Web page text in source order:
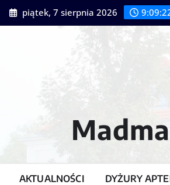
Przejdź
do
piątek, 7 sierpnia 2026
AKTUALNOŚCI DYŻURY